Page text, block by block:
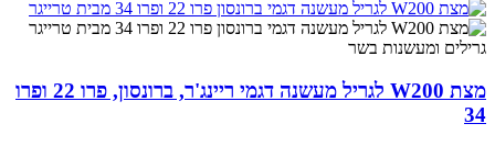
מצת W200 לגריל מעשנה דגמי ריינג'ר, ברונסון, פרו 22 ופרו
34